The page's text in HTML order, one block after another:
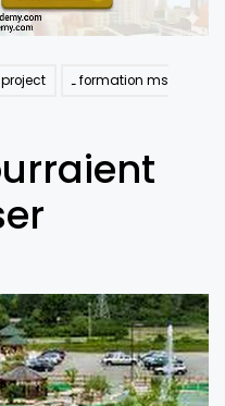
formation ms